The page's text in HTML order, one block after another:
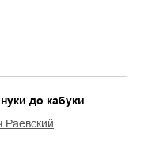
до кабуки
Раевский